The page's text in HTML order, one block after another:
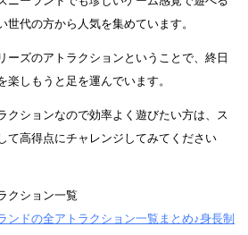
世代の方から人気を集めています。
ーズのアトラクションということで、終日
しもうと足を運んでいます。
クションなので効率よく遊びたい方は、ス
て高得点にチャレンジしてみてください
クション一覧
ンドの全アトラクション一覧まとめ♪身長制